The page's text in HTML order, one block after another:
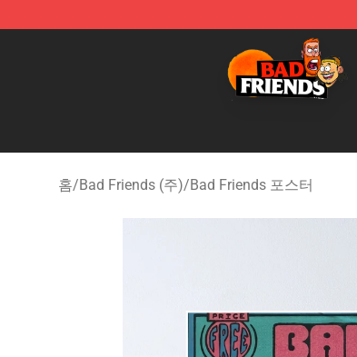
Bad Friends Shop - Official Bad Friends
홈/Bad Friends (주)/Bad Friends 포스터